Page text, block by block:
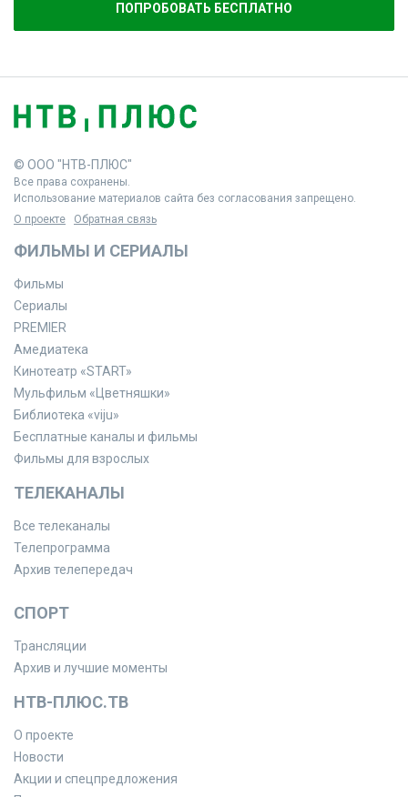
ПОПРОБОВАТЬ БЕСПЛАТНО
© ООО "НТВ-ПЛЮС"
Все права сохранены.
Использование материалов сайта без согласования запрещено.
О проекте
Обратная связь
ФИЛЬМЫ И СЕРИАЛЫ
Фильмы
Сериалы
PREMIER
Амедиатека
Кинотеатр «START»
Мульфильм «Цветняшки»
Библиотека «viju»
Бесплатные каналы и фильмы
Фильмы для взрослых
ТЕЛЕКАНАЛЫ
Все телеканалы
Телепрограмма
Архив телепередач
СПОРТ
Трансляции
Архив и лучшие моменты
НТВ-ПЛЮС.ТВ
О проекте
Новости
Акции и спецпредложения